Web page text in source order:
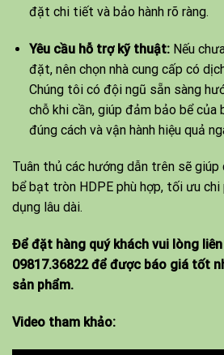
đặt chi tiết và bảo hành rõ ràng.
Yêu cầu hỗ trợ kỹ thuật:Nếu
đặt, nên chọn nhà cung cấp có
Chúng tôi có đội ngũ sẵn sàng
chỗ khi cần, giúp đảm bảo bể
đúng cách và vận hành hiệu quả
Tuân thủ các hướng dẫn trên sẽ giúp
bể bạt tròn HDPE phù hợp, tối ưu
dụng lâu dài.
Để đặt hàng quý khách vui lòng
09817.36822để được báo giá tốt
sản phẩm.
Video tham khảo: